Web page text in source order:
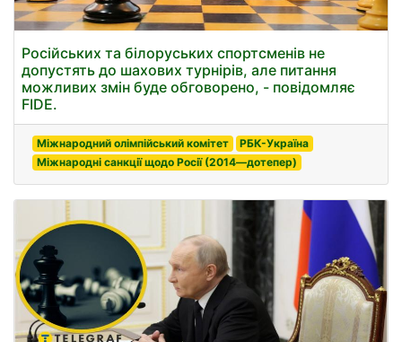
Російських та білоруських спортсменів не
допустять до шахових турнірів, але питання
можливих змін буде обговорено, - повідомляє
FIDE.
Міжнародний олімпійський комітет
РБК-Україна
Міжнародні санкції щодо Росії (2014—дотепер)